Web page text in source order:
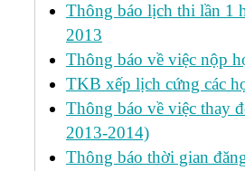
Thông báo lịch thi lần 1
2013
Thông báo về việc nộp
TKB xếp lịch cứng các
Thông báo về việc thay
2013-2014)
Thông báo thời gian